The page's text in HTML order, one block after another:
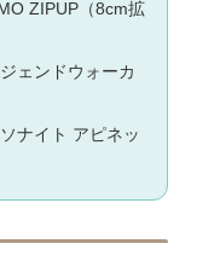
ZIPUP（8cm拡
ェンドウォーカ
ナイト アピネッ